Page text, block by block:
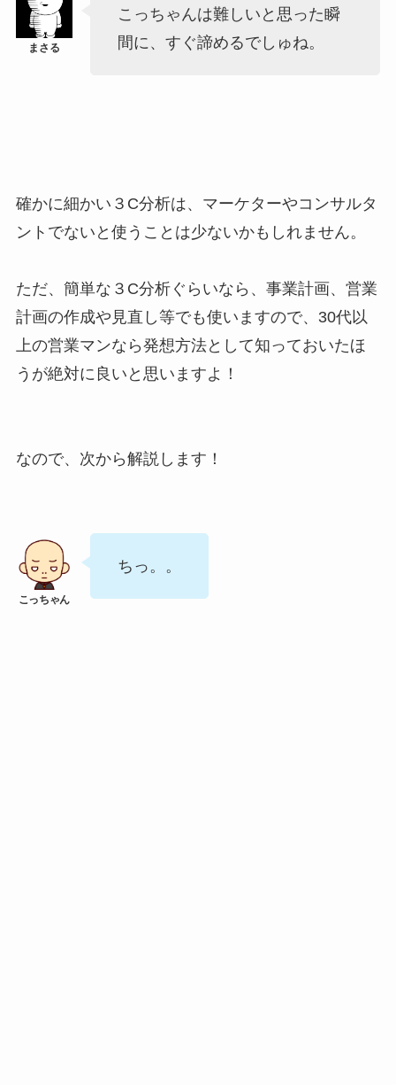
こっちゃんは難しいと思った瞬
間に、すぐ諦めるでしゅね。
確かに細かい３C分析は、マーケターやコンサルタ
ントでないと使うことは少ないかもしれません。
ただ、簡単な３C分析ぐらいなら、事業計画、営業
計画の作成や見直し等でも使いますので、30代以
上の営業マンなら発想方法として知っておいたほ
うが絶対に良いと思いますよ！
なので、次から解説します！
ちっ。。